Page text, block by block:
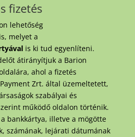
fizetés
lehetőség
melyet a
is ki tud egyenlíteni.
átirányítjuk a Barion
ahol a fizetés
Zrt. által üzemeltetett,
szabályai és
működő oldalon történik.
bankkártya, illetve a mögötte
számának, lejárati dátumának